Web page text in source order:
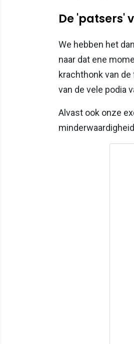
De 'patsers'
We hebben het
naar dat ene
krachthonk van
van de vele podia
Alvast ook onze